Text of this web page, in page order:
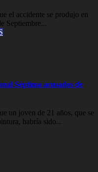
el accidente se produjo en
Septiembre...
Séptima acusados de
un joven de 21 años, que se
habría sido...